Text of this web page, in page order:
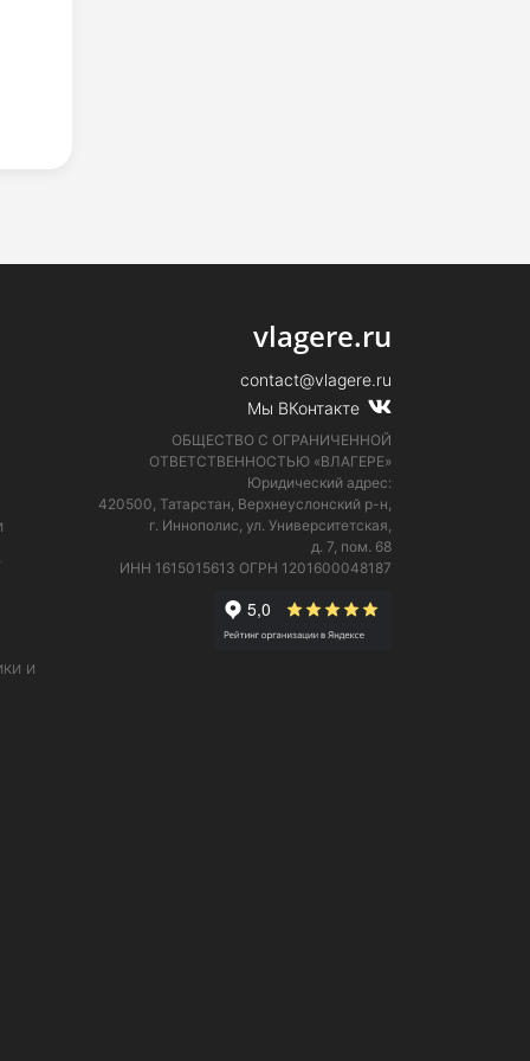
и
vlagere.ru
contact@vlagere.ru
Мы ВКонтакте
ОБЩЕСТВО С ОГРАНИЧЕННОЙ
ОТВЕТСТВЕННОСТЬЮ «ВЛАГЕРЕ»
Юридический адрес:
420500, Татарстан, Верхнеуслонский р-н,
г. Иннополис, ул. Университетская,
д. 7, пом. 68
ИНН 1615015613 ОГРН 1201600048187